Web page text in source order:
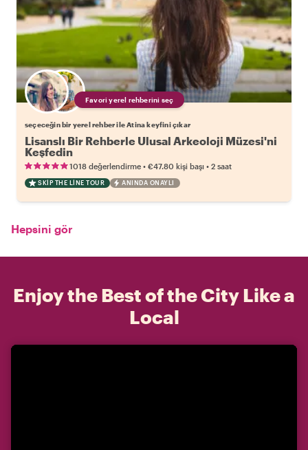
Favori yerel rehberini seç
seçeceğin bir yerel rehber ile Atina keyfini çıkar
Lisanslı Bir Rehberle Ulusal Arkeoloji Müzesi'ni
Keşfedin
1018 değerlendirme • €47.80 kişi başı • 2 saat
SKIP THE LINE TOUR ANINDA ONAYLI
Hepsini gör
Enjoy the Best of the City Like a
Local